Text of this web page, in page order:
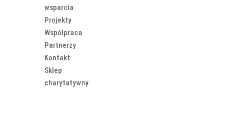
wsparcia
Projekty
Współpraca
Partnerzy
Kontakt
Sklep
charytatywny